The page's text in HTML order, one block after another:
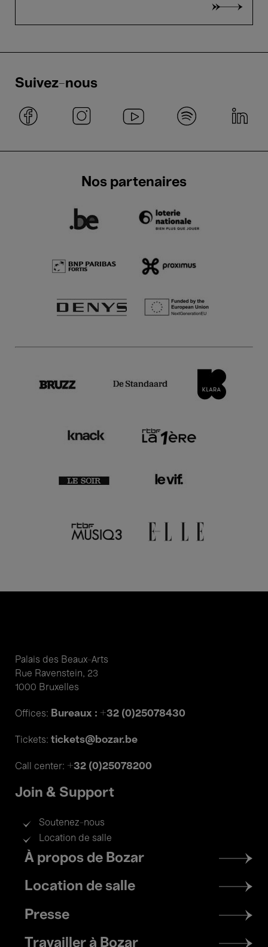
Suivez-nous
Nos partenaires
Palais des Beaux-Arts
Rue Ravenstein, 23
1000 Bruxelles
Offices: Bureaux : +32 (0)25078430
Tickets: tickets@bozar.be
Call center: +32 (0)25078200
Join & Support
Soutenez-nous
Location de salle
Footer
menu
À propos de Bozar
Location de salle
Presse
Travailler à Bozar